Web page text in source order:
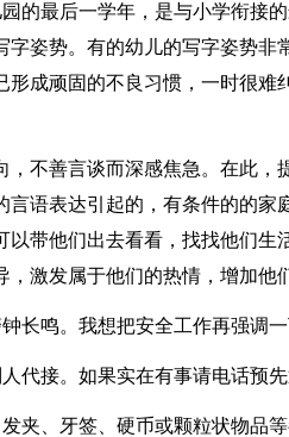
的最后一学年，是与小学衔接
字姿势。有的幼儿的写字姿势
形成顽固的不良习惯，一时很
，不善言谈而深感焦急。在此
言语表达引起的，有条件的的
以带他们出去看看，找找他们
激发属于他们的热情，增加他
长鸣。我想把安全工作再强调一
代接。如果实在有事请电话预
发夹、牙签、硬币或颗粒状物品